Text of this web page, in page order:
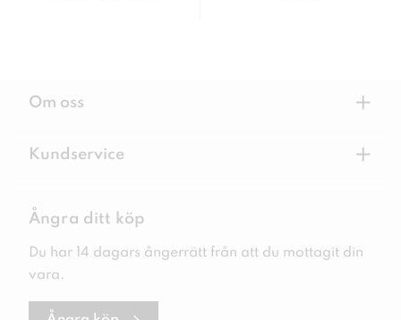
Om oss +
Kundservice +
Ångra ditt köp
Du har 14 dagars ångerrätt från att du mottagit din
vara.